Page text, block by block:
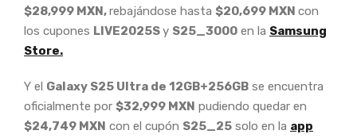
$28,999 MXN,rebajándose hasta $20,699 MXN con
los cupones LIVE2025Sy S25_3000 en la Samsung
Store.
Y el Galaxy S25 Ultra de 12GB+256GB se encuentra
oficialmente por $32,999 MXN pudiendo quedar en
$24,749 MXN con el cupón S25_25 solo en la app